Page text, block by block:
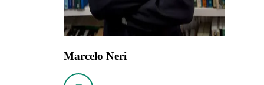
Marcelo Neri